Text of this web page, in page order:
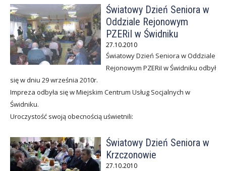
m
w
Światowy Dzień Seniora w
Oddziale Rejonowym
PZERiI w Świdniku
27.10.2010
Światowy Dzień Seniora w Oddziale
Rejonowym PZERiI w Świdniku odbył
się w dniu 29 września 2010r.
Impreza odbyła się w Miejskim Centrum Usług Socjalnych w
Świdniku.
Uroczystość swoją obecnością uświetnili:
Światowy Dzień Seniora w
Krzczonowie
27.10.2010